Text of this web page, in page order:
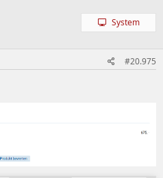
System
#20.975